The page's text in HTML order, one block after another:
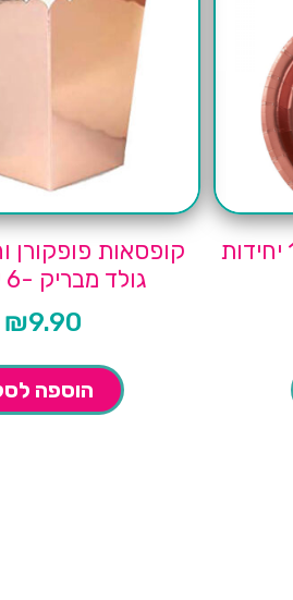
קופסאות פופקורן
גולד מבריק -6 יחידות
₪9.90
הוספה